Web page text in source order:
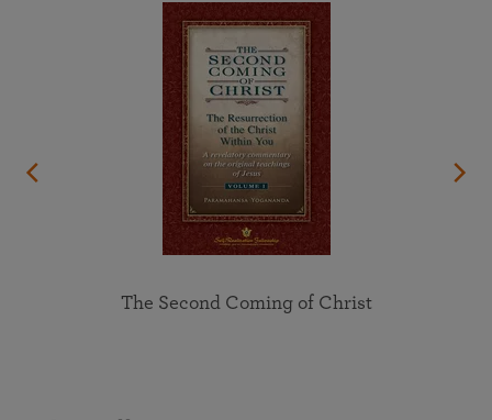
The Second Coming of Christ